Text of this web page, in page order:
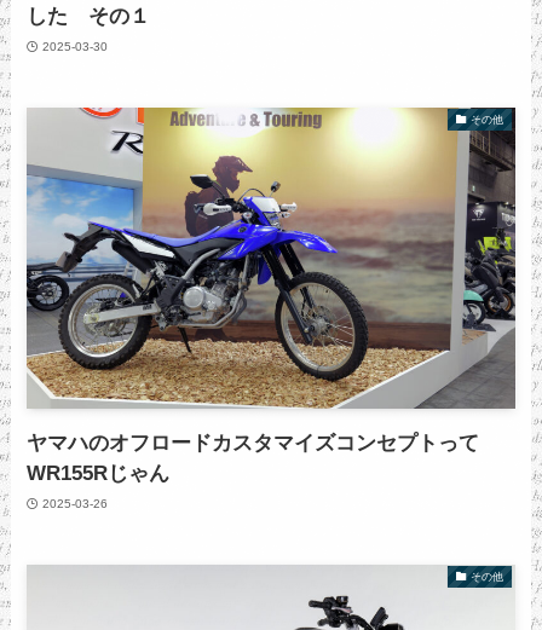
した その１
2025-03-30
その他
ヤマハのオフロードカスタマイズコンセプトって
WR155Rじゃん
2025-03-26
その他